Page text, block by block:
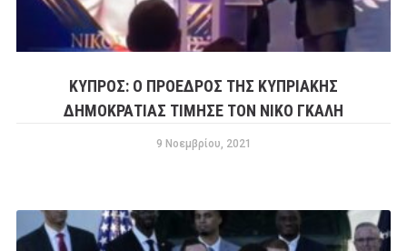
ΚΎΠΡΟΣ: Ο ΠΡΌΕΔΡΟΣ ΤΗΣ ΚΥΠΡΙΑΚΉΣ
ΔΗΜΟΚΡΑΤΊΑΣ ΤΊΜΗΣΕ ΤΟΝ ΝΊΚΟ ΓΚΆΛΗ
9 Νοεμβρίου, 2021